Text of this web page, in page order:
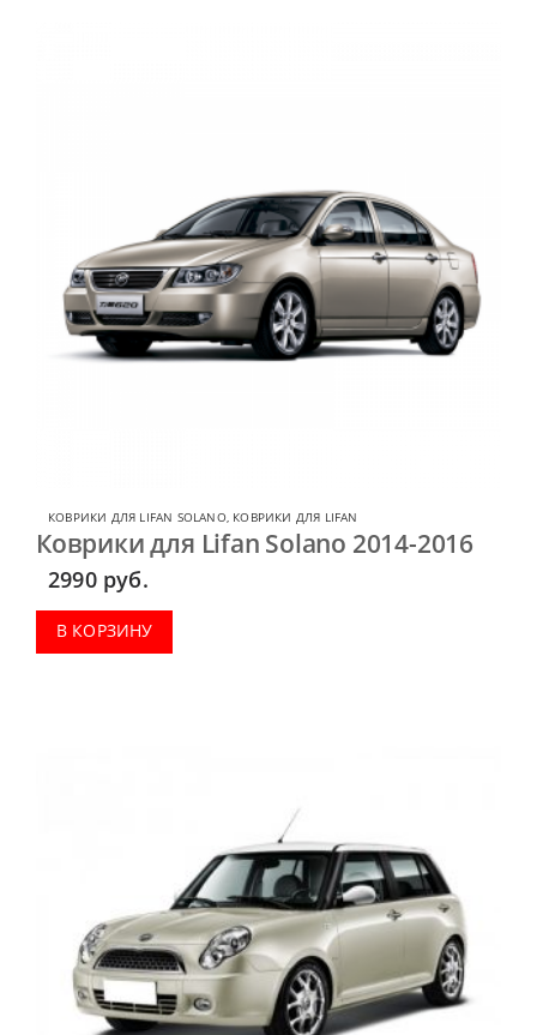
КОВРИКИ ДЛЯ LIFAN SOLANO, КОВРИКИ ДЛЯ LIFAN
Коврики для Lifan Solano 2014-2016
2990 руб.
В КОРЗИНУ